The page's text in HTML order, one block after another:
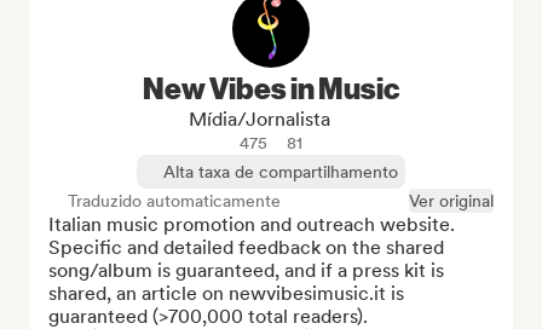
New Vibes in Music
Mídia/Jornalista
475
81
Alta taxa de compartilhamento
Traduzido automaticamente
Ver original
Italian music promotion and outreach website.
Specific and detailed feedback on the shared
song/album is guaranteed, and if a press kit is
shared, an article on newvibesimusic.it is
guaranteed (>700,000 total readers).